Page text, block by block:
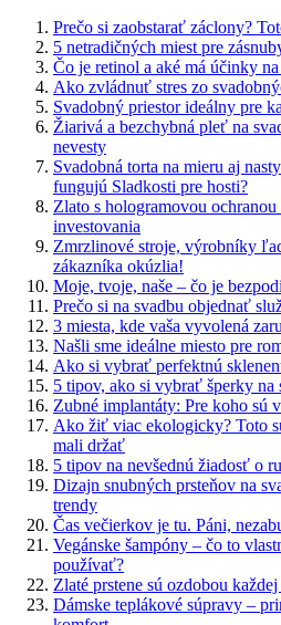
Prečo si zaobstarať záclony?
5 netradičných miest pre
Čo je retinol a aké má účinky
Ako zvládnuť stres zo
Svadobný priestor ideálny pre
Žiarivá a bezchybná pleť na
nevesty
Svadobná torta na mieru aj
fungujú Sladkosti pre hosti?
Zlato s hologramovou
investovania
Zmrzlinové stroje, výrobníky
zákazníka okúzlia!
Moje, tvoje, naše – čo je
Prečo si na svadbu objednať
3 miesta, kde vaša vyvolená
Našli sme ideálne miesto pre
Ako si vybrať perfektnú
5 tipov, ako si vybrať šperky na
Zubné implantáty: Pre koho sú
Ako žiť viac ekologicky? Toto
mali držať
5 tipov na nevšednú žiadosť o
Dizajn snubných prsteňov na
trendy
Čas večierkov je tu. Páni,
Vegánske šampóny – čo to
používať?
Zlaté prstene sú ozdobou
Dámske teplákové súpravy –